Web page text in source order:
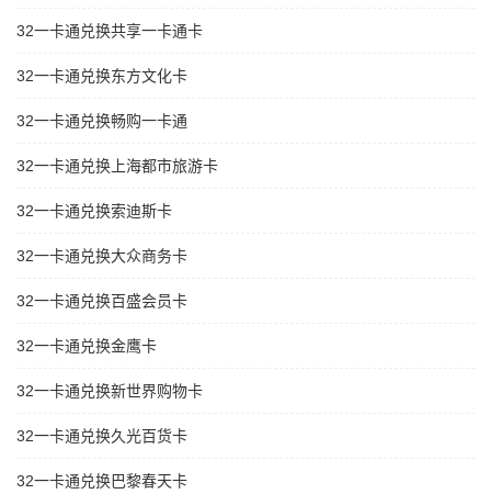
32一卡通兑换共享一卡通卡
32一卡通兑换东方文化卡
32一卡通兑换畅购一卡通
32一卡通兑换上海都市旅游卡
32一卡通兑换索迪斯卡
32一卡通兑换大众商务卡
32一卡通兑换百盛会员卡
32一卡通兑换金鹰卡
32一卡通兑换新世界购物卡
32一卡通兑换久光百货卡
32一卡通兑换巴黎春天卡